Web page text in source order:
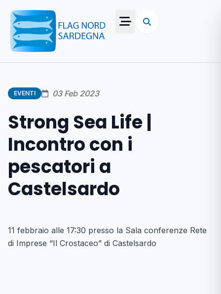
EVENTI 03 Feb 2023
Strong Sea Life |
Incontro con i
pescatori a
Castelsardo
11 febbraio alle 17:30 presso la Sala conferenze Rete
di Imprese “Il Crostaceo” di Castelsardo